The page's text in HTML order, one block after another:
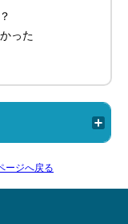
った
ージへ戻る